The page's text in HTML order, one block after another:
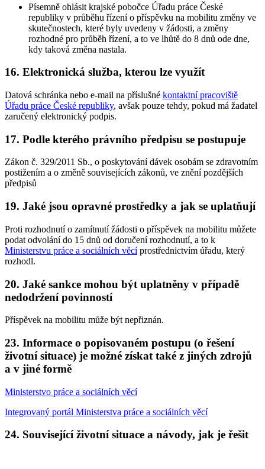
Písemně ohlásit krajské pobočce Úřadu práce České
republiky v průběhu řízení o příspěvku na mobilitu změny ve
skutečnostech, které byly uvedeny v žádosti, a změny
rozhodné pro průběh řízení, a to ve lhůtě do 8 dnů ode dne,
kdy taková změna nastala.
16. Elektronická služba, kterou lze využít
Datová schránka nebo e-mail na příslušné kontaktní pracoviště
Úřadu práce České republiky, avšak pouze tehdy, pokud má žadatel
zaručený elektronický podpis.
17. Podle kterého právního předpisu se postupuje
Zákon č. 329/2011 Sb., o poskytování dávek osobám se zdravotním
postižením a o změně souvisejících zákonů, ve znění pozdějších
předpisů
19. Jaké jsou opravné prostředky a jak se uplatňují
Proti rozhodnutí o zamítnutí žádosti o příspěvek na mobilitu můžete
podat odvolání do 15 dnů od doručení rozhodnutí, a to k
Ministerstvu práce a sociálních věcíprostřednictvím úřadu, který
rozhodl.
20. Jaké sankce mohou být uplatněny v případě
nedodržení povinností
Příspěvek na mobilitu může být nepřiznán.
23. Informace o popisovaném postupu (o řešení
životní situace) je možné získat také z jiných zdrojů
a v jiné formě
Ministerstvo práce a sociálních věcí
Integrovaný portál Ministerstva práce a sociálních věcí
24. Související životní situace a návody, jak je řešit